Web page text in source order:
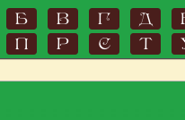
Б В Г Д
П Р С Т